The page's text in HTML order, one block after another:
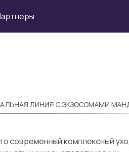
современный комплексный
ЛИНИЯ С ЭКЗОСОМАМИ